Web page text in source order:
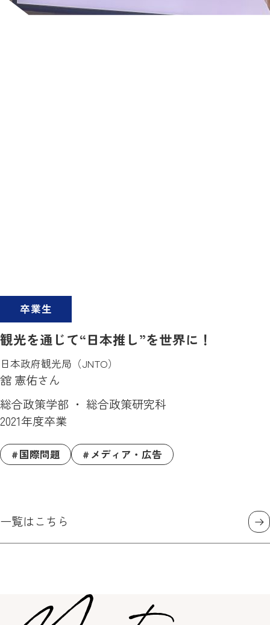
卒業生
観光を通じて“日本推し”を世界に！
日本政府観光局（JNTO）
舘 憲佑さん
総合政策学部 ・ 総合政策研究科
2021年度卒業
国際問題 メディア・広告
一覧はこちら